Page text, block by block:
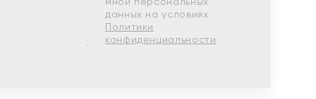
данных на условиях
Политики
конфиденциальности